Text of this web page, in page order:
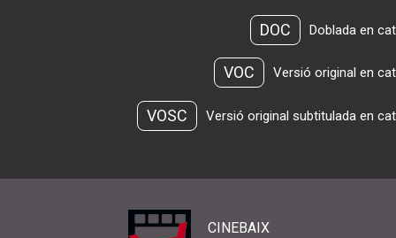
DOC Doblada en
VOC Versió original en
VOSC Versió original subtitulada en
CINEBAIX